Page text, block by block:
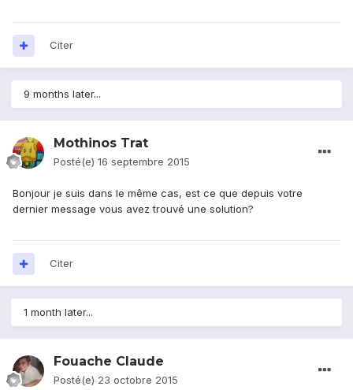
Citer
9 months later...
Mothinos Trat
Posté(e) 16 septembre 2015
Bonjour je suis dans le même cas, est ce que depuis votre
dernier message vous avez trouvé une solution?
Citer
1 month later...
Fouache Claude
Posté(e) 23 octobre 2015